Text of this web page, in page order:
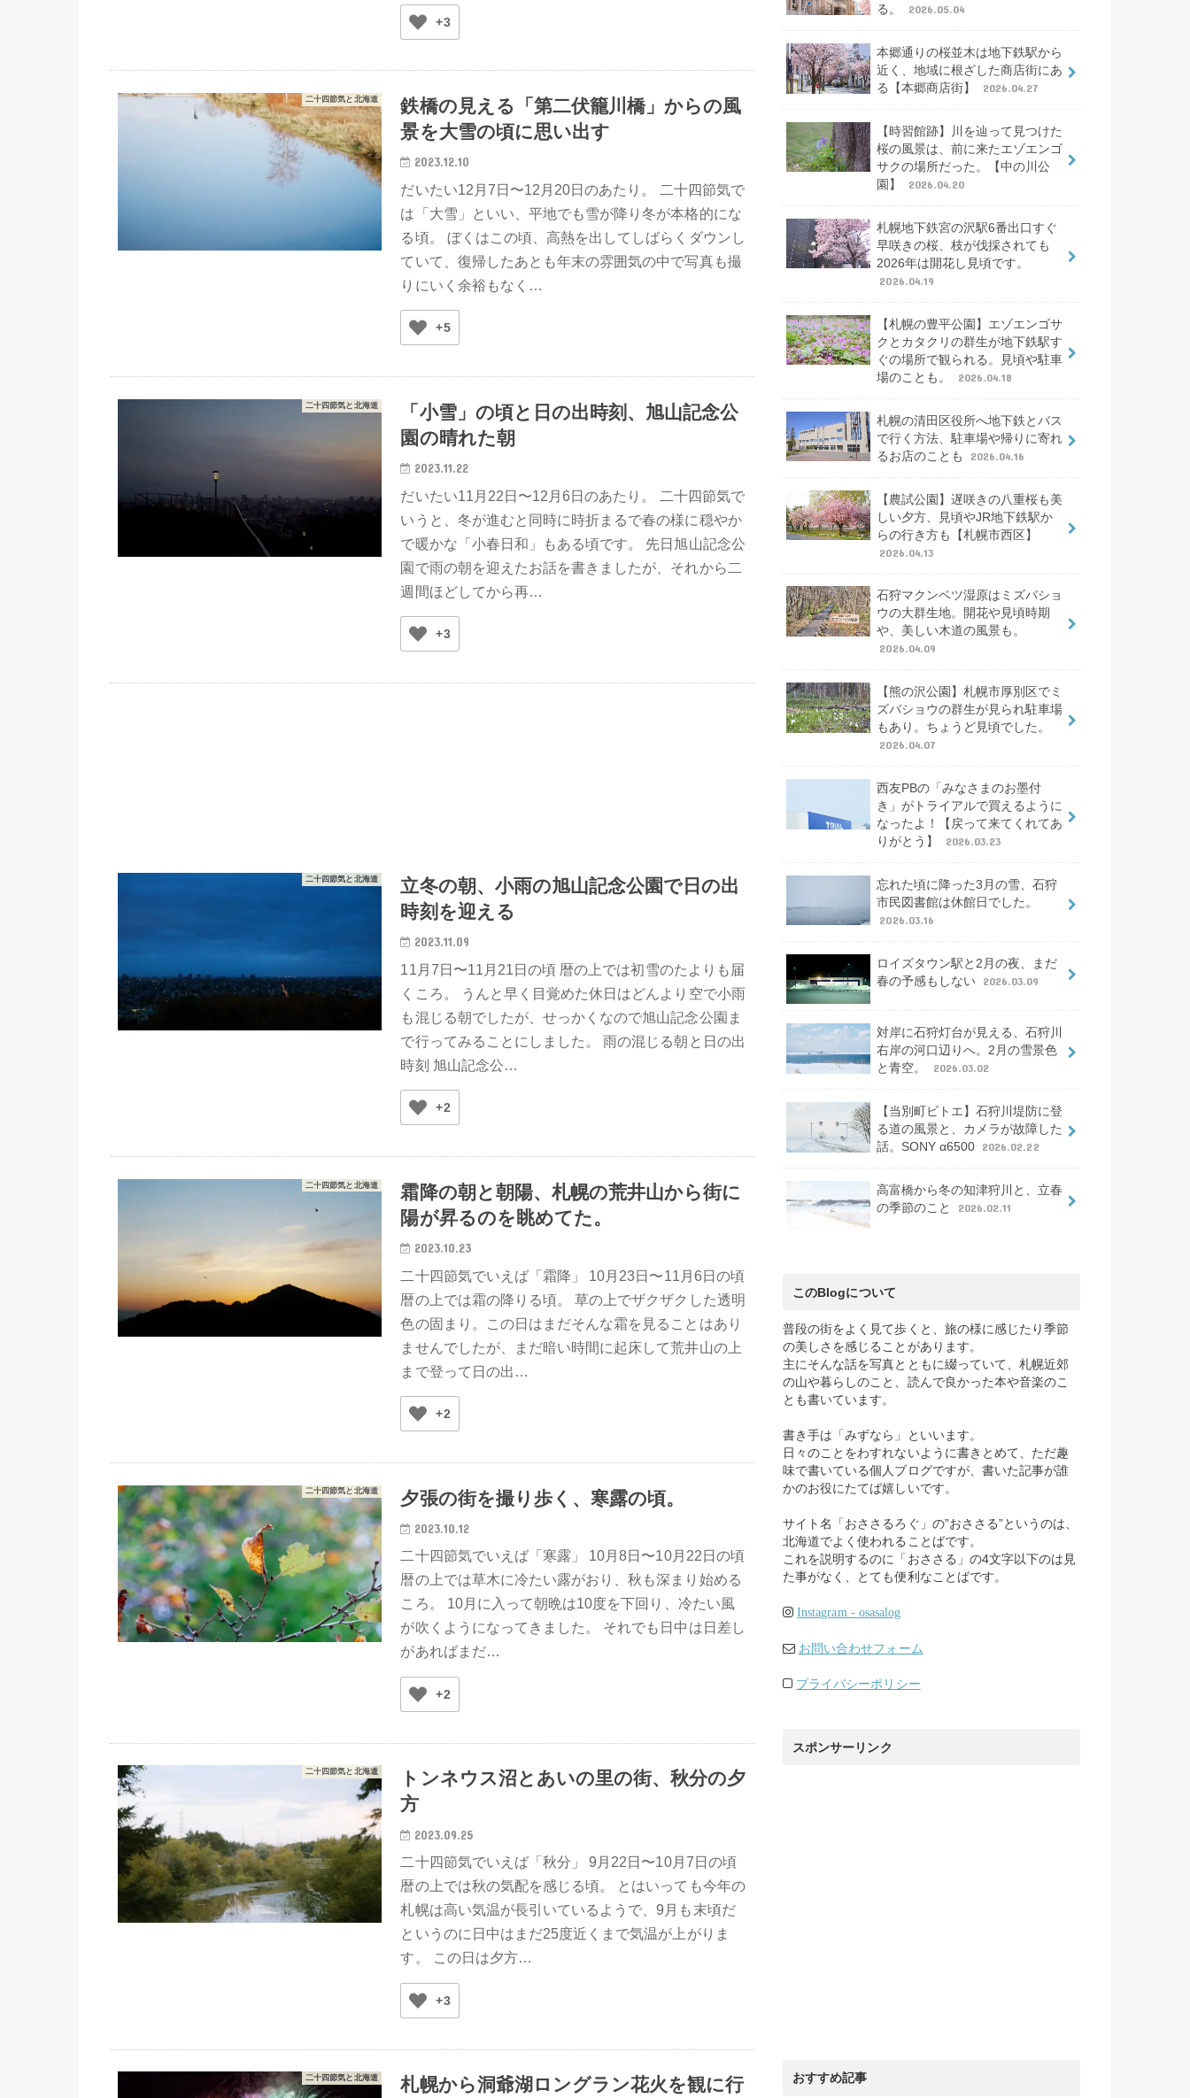
+3
二十四節気と北海道
鉄橋の見える「第二伏籠川橋」からの風
景を大雪の頃に思い出す
2023.12.10
だいたい12月7日〜12月20日のあたり。 二十四節気で
は「大雪」といい、平地でも雪が降り冬が本格的にな
る頃。 ぼくはこの頃、高熱を出してしばらくダウンし
ていて、復帰したあとも年末の雰囲気の中で写真も撮
りにいく余裕もなく…
+5
二十四節気と北海道
「小雪」の頃と日の出時刻、旭山記念公
園の晴れた朝
2023.11.22
だいたい11月22日〜12月6日のあたり。 二十四節気で
いうと、冬が進むと同時に時折まるで春の様に穏やか
で暖かな「小春日和」もある頃です。 先日旭山記念公
園で雨の朝を迎えたお話を書きましたが、それから二
週間ほどしてから再…
+3
二十四節気と北海道
立冬の朝、小雨の旭山記念公園で日の出
時刻を迎える
2023.11.09
11月7日〜11月21日の頃 暦の上では初雪のたよりも届
くころ。 うんと早く目覚めた休日はどんより空で小雨
も混じる朝でしたが、せっかくなので旭山記念公園ま
で行ってみることにしました。 雨の混じる朝と日の出
時刻 旭山記念公…
+2
二十四節気と北海道
霜降の朝と朝陽、札幌の荒井山から街に
陽が昇るのを眺めてた。
2023.10.23
二十四節気でいえば「霜降」 10月23日〜11月6日の頃
暦の上では霜の降りる頃。 草の上でザクザクした透明
色の固まり。この日はまだそんな霜を見ることはあり
ませんでしたが、まだ暗い時間に起床して荒井山の上
まで登って日の出…
+2
二十四節気と北海道 夕張の街を撮り歩く、寒露の頃。
2023.10.12
二十四節気でいえば「寒露」 10月8日〜10月22日の頃
暦の上では草木に冷たい露がおり、秋も深まり始める
ころ。 10月に入って朝晩は10度を下回り、冷たい風
が吹くようになってきました。 それでも日中は日差し
があればまだ…
+2
二十四節気と北海道
トンネウス沼とあいの里の街、秋分の夕
方
2023.09.25
二十四節気でいえば「秋分」 9月22日〜10月7日の頃
暦の上では秋の気配を感じる頃。 とはいっても今年の
札幌は高い気温が長引いているようで、9月も末頃だ
というのに日中はまだ25度近くまで気温が上がりま
す。 この日は夕方…
+3
二十四節気と北海道 札幌から洞爺湖ロングラン花火を観に行
る。
2026.05.04
本郷通りの桜並木は地下鉄駅から
近く、地域に根ざした商店街にあ
る【本郷商店街】
2026.04.27
【時習館跡】川を辿って見つけた
桜の風景は、前に来たエゾエンゴ
サクの場所だった。【中の川公
園】
2026.04.20
札幌地下鉄宮の沢駅6番出口すぐ
早咲きの桜、枝が伐採されても
2026年は開花し見頃です。
2026.04.19
【札幌の豊平公園】エゾエンゴサ
クとカタクリの群生が地下鉄駅す
ぐの場所で観られる。見頃や駐車
場のことも。
2026.04.18
札幌の清田区役所へ地下鉄とバス
で行く方法、駐車場や帰りに寄れ
るお店のことも
2026.04.16
【農試公園】遅咲きの八重桜も美
しい夕方、見頃やJR地下鉄駅か
らの行き方も【札幌市西区】
2026.04.13
石狩マクンベツ湿原はミズバショ
ウの大群生地。開花や見頃時期
や、美しい木道の風景も。
2026.04.09
【熊の沢公園】札幌市厚別区でミ
ズバショウの群生が見られ駐車場
もあり。ちょうど見頃でした。
2026.04.07
西友PBの「みなさまのお墨付
き」がトライアルで買えるように
なったよ！【戻って来てくれてあ
りがとう】
2026.03.23
忘れた頃に降った3月の雪、石狩
市民図書館は休館日でした。
2026.03.16
ロイズタウン駅と2月の夜、まだ
春の予感もしない 2026.03.09
対岸に石狩灯台が見える、石狩川
右岸の河口辺りへ。2月の雪景色
と青空。
2026.03.02
【当別町ビトエ】石狩川堤防に登
る道の風景と、カメラが故障した
話。SONY α6500 2026.02.22
高富橋から冬の知津狩川と、立春
の季節のこと
2026.02.11
このBlogについて
普段の街をよく見て歩くと、旅の様に感じたり季節
の美しさを感じることがあります。
主にそんな話を写真とともに綴っていて、札幌近郊
の山や暮らしのこと、読んで良かった本や音楽のこ
とも書いています。
書き手は「みずなら」といいます。
日々のことをわすれないように書きとめて、ただ趣
味で書いている個人ブログですが、書いた記事が誰
かのお役にたてば嬉しいです。
サイト名「おささるろぐ」の”おささる”というのは、
北海道でよく使われることばです。
これを説明するのに「おささる」の4文字以下のは見
た事がなく、とても便利なことばです。
Instagram - osasalog
お問い合わせフォーム
プライバシーポリシー
スポンサーリンク
おすすめ記事